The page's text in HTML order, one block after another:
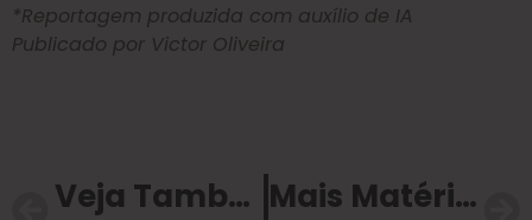
*Reportagem produzida com auxílio de IA
Publicado por Victor Oliveira
Veja Também Mais Matérias